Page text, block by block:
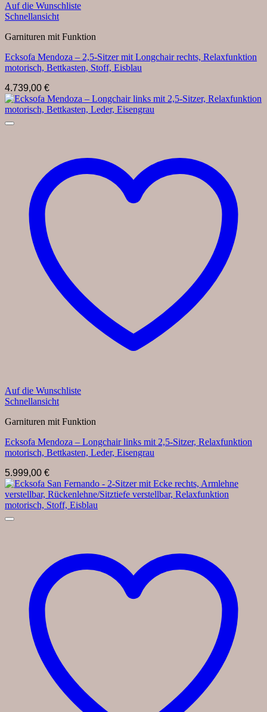
Auf die Wunschliste
Schnellansicht
Garnituren mit Funktion
Ecksofa Mendoza – 2,5-Sitzer mit Longchair rechts, Relaxfunktion
motorisch, Bettkasten, Stoff, Eisblau
4.739,00 €
Auf die Wunschliste
Schnellansicht
Garnituren mit Funktion
Ecksofa Mendoza – Longchair links mit 2,5-Sitzer, Relaxfunktion
motorisch, Bettkasten, Leder, Eisengrau
5.999,00 €